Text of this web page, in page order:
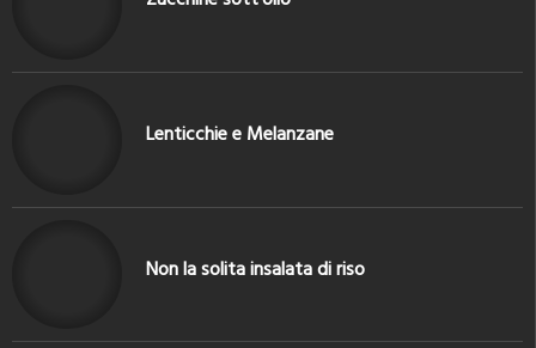
Lenticchie e Melanzane
Non la solita insalata di riso